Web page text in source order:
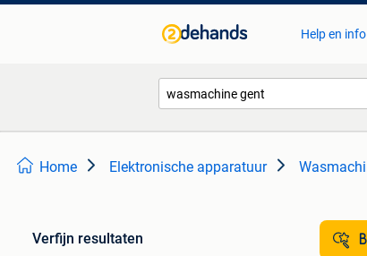
Help en info
Home Elektronische apparatuur
Verfijn resultaten